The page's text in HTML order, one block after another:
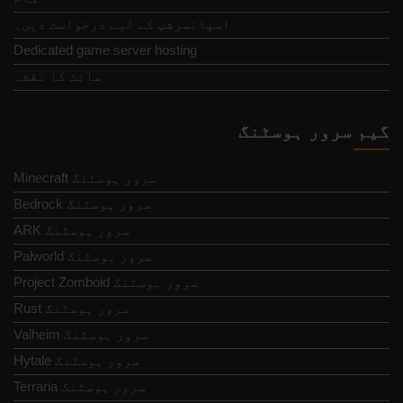
اسپانسرشپ کے لیے درخواست دیں۔
Dedicated game server hosting
سائٹ کا نقشہ
گیم سرور ہوسٹنگ
Minecraft سرور ہوسٹنگ
Bedrock سرور ہوسٹنگ
ARK سرور ہوسٹنگ
Palworld سرور ہوسٹنگ
Project Zomboid سرور ہوسٹنگ
Rust سرور ہوسٹنگ
Valheim سرور ہوسٹنگ
Hytale سرور ہوسٹنگ
Terraria سرور ہوسٹنگ